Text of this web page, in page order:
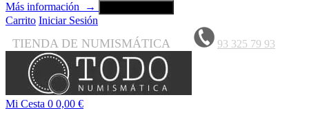
Más información
→
Carrito Iniciar Sesión
TIENDA DE NUMISMÁTICA 93 325 79 93
Mi Cesta 0 0,00 €